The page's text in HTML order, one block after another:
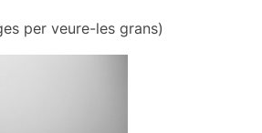
per veure-les grans)